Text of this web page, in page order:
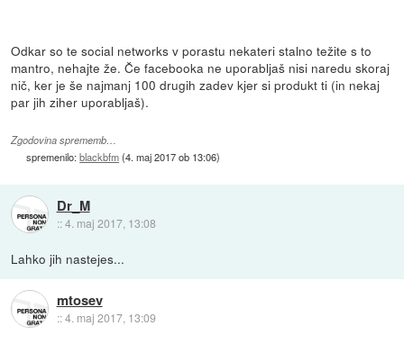
Odkar so te social networks v porastu nekateri stalno težite s to
mantro, nehajte že. Če facebooka ne uporabljaš nisi naredu skoraj
nič, ker je še najmanj 100 drugih zadev kjer si produkt ti (in nekaj
par jih ziher uporabljaš).
Zgodovina sprememb…
spremenilo:blackbfm(4. maj 2017 ob 13:06)
Dr_M
::4. maj 2017, 13:08
Lahko jih nastejes...
mtosev
::4. maj 2017, 13:09